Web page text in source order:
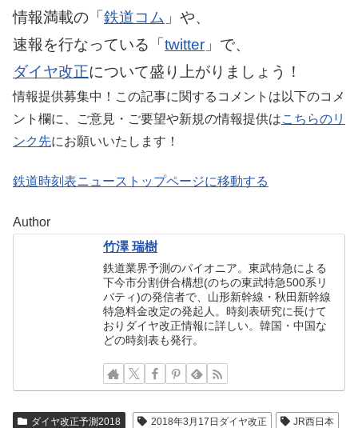
情報満載の「 鉄道コム 」や、
速報を行なっている「 twitter 」で、
ダイヤ改正について盛り上がりましょう！
情報提供募集中！この記事に関するコメントは以下のコメ
ント欄に、ご意見・ご要望や新規の情報提供はこちらのリ
ンク先にお願いいたします！
鉄道時刻表ニューストップページに移動する
Author
竹澤 瑞樹
鉄道業界予測のパイオニア。東武特急による
下今市分割併合構想(のちの東武特急500系リ
バティ)の発信者で、山形新幹線・秋田新幹線
特急料金改定の発起人。時刻表研究に長けて
おりダイヤ改正情報に詳しい。韓国・中国な
どの時刻表も発行。
ダイヤ改正予測2018 2018年3月17日ダイヤ改正
JR西日本